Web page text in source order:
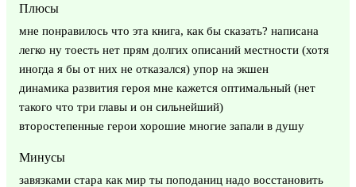
Плюсы
мне понравилось что эта книга, как бы сказать? написана
легко ну тоесть нет прям долгих описаний местности (хотя
иногда я бы от них не отказался) упор на экшен
динамика развития героя мне кажется оптимальный (нет
такого что три главы и он сильнейший)
второстепенные герои хорошие многие запали в душу
Минусы
завязками стара как мир ты поподаниц надо восстановить